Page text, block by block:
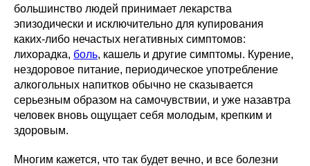
большинство людей принимает лекарства
эпизодически и исключительно для купирования
каких-либо нечастых негативных симптомов:
лихорадка, боль, кашель и другие симптомы. Курение,
нездоровое питание, периодическое употребление
алкогольных напитков обычно не сказывается
серьезным образом на самочувствии, и уже назавтра
человек вновь ощущает себя молодым, крепким и
здоровым.
Многим кажется, что так будет вечно, и все болезни